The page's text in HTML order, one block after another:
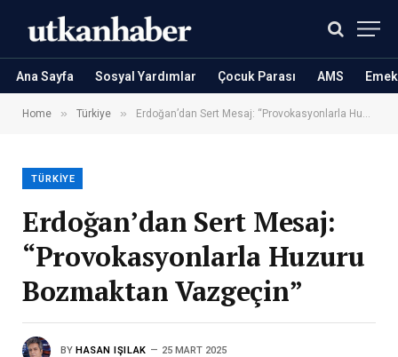
Ana Sayfa Sosyal Yardımlar Çocuk Parası AMS
Home » Türkiye » Erdoğan’dan Sert Mesaj: “Provokasyonlarla Huzuru Bozmaktan Vazgeçin”
TÜRKIYE
Erdoğan’dan Sert Mesaj:
“Provokasyonlarla Huzuru
Bozmaktan Vazgeçin”
BY HASAN IŞILAK 25 MART 2025